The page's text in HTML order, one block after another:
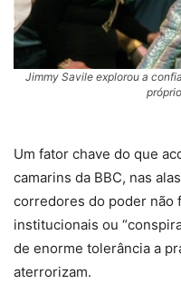
Jimmy Savile explorou a
Um fator chave do que
camarins da BBC, nas
corredores do poder não
institucionais ou
de enorme tolerância a
aterrorizam.